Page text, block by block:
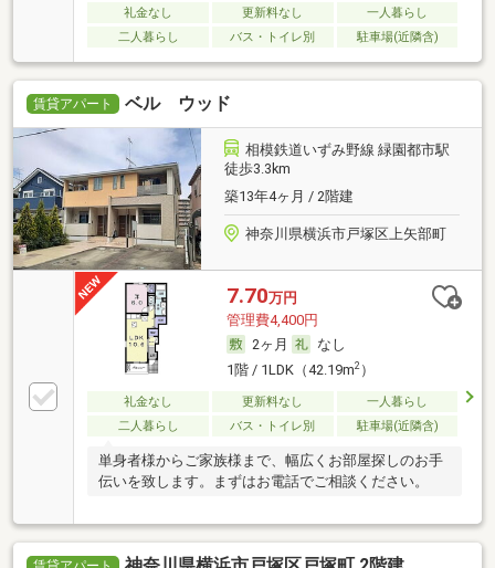
礼金なし 更新料なし
一人暮らし
二人暮らし
バス・トイレ別 駐車場(近隣含)
賃貸アパート ベル ウッド
相模鉄道いずみ野線 緑園都市駅
徒歩3.3km
築13年4ヶ月 / 2階建
神奈川県横浜市戸塚区上矢部町
7.70万円
管理費4,400円
2ヶ月
なし
1階 / 1LDK（42.19m2）
礼金なし 更新料なし
一人暮らし
二人暮らし
バス・トイレ別 駐車場(近隣含)
単身者様からご家族様まで、幅広くお部屋探しのお手
伝いを致します。まずはお電話でご相談ください。